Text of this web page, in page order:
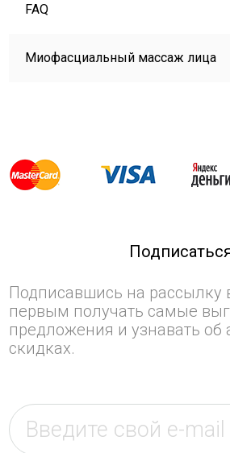
FAQ
Миофасциальный массаж лица
Подписавшись на рассылку
первым получать самые
предложения и узнавать об
скидках.